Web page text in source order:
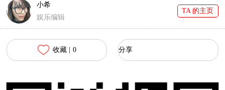
小希
娱乐编辑
TA 的主页
收藏 | 0 分享